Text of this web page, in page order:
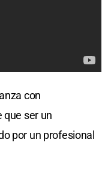
con
que ser un
por un profesional